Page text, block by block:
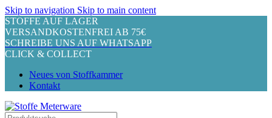
Skip to navigation Skip to main content
STOFFE AUF LAGER
VERSANDKOSTENFREI AB 75€
SCHREIBE UNS AUF WHATSAPP
CLICK & COLLECT
Neues von Stoffkammer
Kontakt